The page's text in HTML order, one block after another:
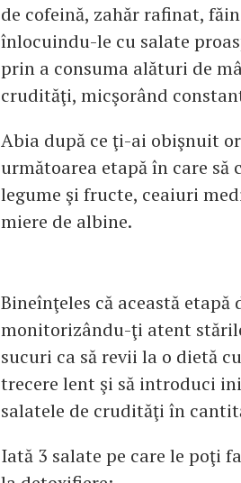
de cofeină, zahăr rafinat,
înlocuindu-le cu salate
prin a consuma alături de
crudităţi, micşorând
Abia după ce ţi-ai obişnuit
următoarea etapă în care să
legume şi fructe, ceaiuri
miere de albine.
Bineînţeles că această
monitorizându-ţi atent
sucuri ca să revii la o dietă
trecere lent şi să introduci
salatele de crudităţi în
Iată 3 salate pe care le poţi